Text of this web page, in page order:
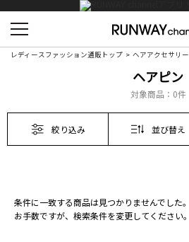
レディースファッション通販トップ ヘアアクセサリー
ヘアピン
対象商品： 0件
絞り込み 並び替え
条件に一致する商品は見つかりませんでした。
お手数ですが、検索条件を変更してください。